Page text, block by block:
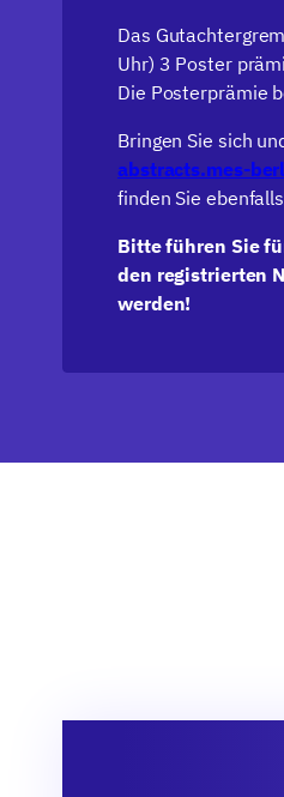
Das
Uhr) 3 Poster
Die Posterprämie
Bringen Sie sich
abstracts.mes-
finden Sie
Bitte führen Sie
den registrierten
werden!